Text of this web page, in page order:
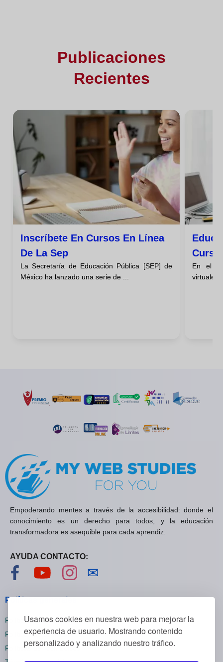
Usamos cookies en nuestra web para mejorar la
experiencia de usuario. Mostrando contenido
personalizado y analizando nuestro tráfico.
Publicaciones
Recientes
Inscríbete En Cursos En Línea
De La Sep
La Secretaría de Educación Pública [SEP] de
México ha lanzado una serie de ...
En el
virtuales
Empoderando mentes a través de la accesibilidad: donde el
conocimiento es un derecho para todos, y la educación
transformadora es asequible para cada aprendiz.
AYUDA CONTACTO:
Visítanos en Facebook
Visítanos en YouTube
Visítanos en Instagram
✉
Políticas generales
Políticas de privacidad
Políticas de cookies
Políticas de reembolsos